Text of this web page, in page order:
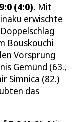
(4:0). Mit
erwischte
Bouskouchi
Vorsprung
Gemünd (63.,
Simnica (82.)
das